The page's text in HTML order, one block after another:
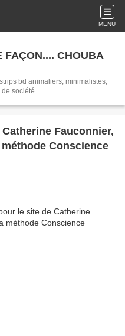
MENU
FAÇON.... CHOUBA
bd animaliers, minimalistes,
de société.
Fauconnier,
Conscience